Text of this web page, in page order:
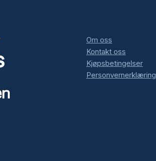
Om oss
Kontakt oss
Kjøpsbetingelser
Personvernerklæring